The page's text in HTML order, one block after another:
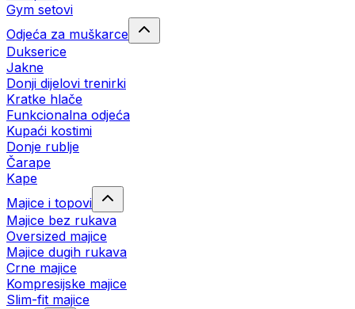
Gym setovi
Odjeća za muškarce
Dukserice
Jakne
Donji dijelovi trenirki
Kratke hlače
Funkcionalna odjeća
Kupaći kostimi
Donje rublje
Čarape
Kape
Majice i topovi
Majice bez rukava
Oversized majice
Majice dugih rukava
Crne majice
Kompresijske majice
Slim-fit majice